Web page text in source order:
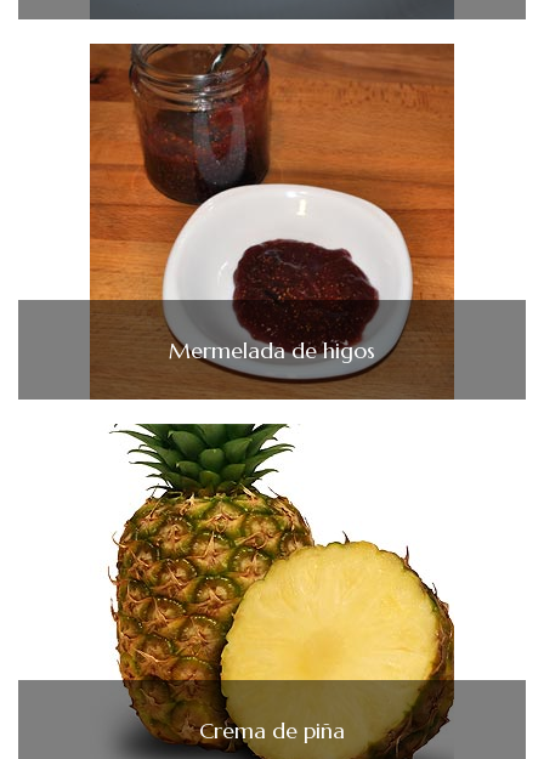
Mermelada de higos
Crema de piña